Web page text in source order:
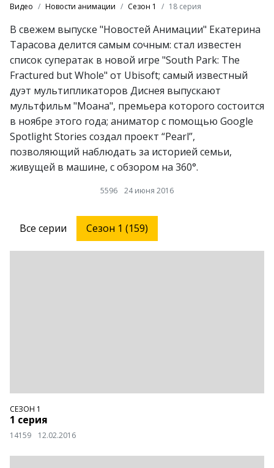
Видео Новости анимации Сезон 1 18 серия
В свежем выпуске "Новостей Анимации" Екатерина
Тарасова делится самым сочным: стал известен
список суператак в новой игре "South Park: The
Fractured but Whole" от Ubisoft; самый известный
дуэт мультипликаторов Диснея выпускают
мультфильм "Моана", премьера которого состоится
в ноябре этого года; аниматор с помощью Google
Spotlight Stories создал проект “Pearl”,
позволяющий наблюдать за историей семьи,
живущей в машине, с обзором на 360°.
5596 24 июня 2016
Все серии Сезон 1 (159)
СЕЗОН 1
1 серия
14159 12.02.2016